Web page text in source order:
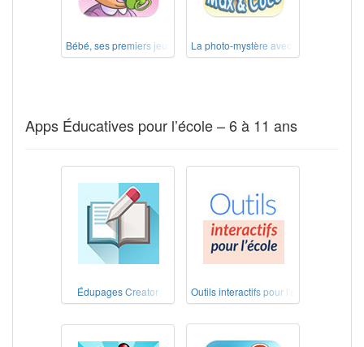
Bébé, ses premiers jeux La photo-mystère avec Max & Coco
Apps Éducatives pour l’école – 6 à 11 ans
Édupages Creator Outils interactifs pour l'école